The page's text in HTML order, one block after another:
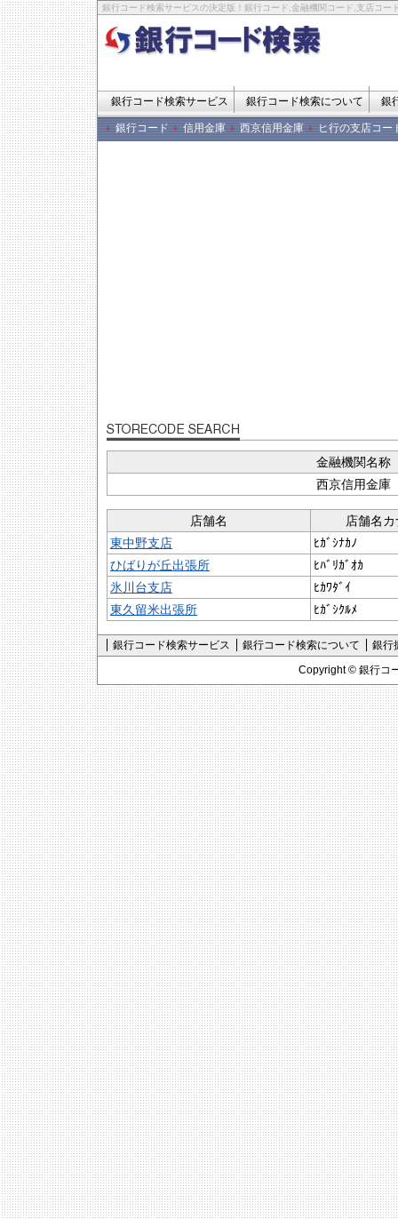
銀行コード検索サービスの決定版！銀行コード,金融機関コード,支店コー
銀行コード検索サービス 銀行コード検索について 銀
銀行コード 信用金庫 西京信用金庫 ヒ行の支店コー
金融機関名称
西京信用金庫
店舗名
店舗名カ
東中野支店
ﾋｶﾞｼﾅｶﾉ
ひばりが丘出張所
ﾋﾊﾞﾘｶﾞｵｶ
氷川台支店
ﾋｶﾜﾀﾞｲ
東久留米出張所
ﾋｶﾞｼｸﾙﾒ
銀行コード検索サービス 銀行コード検索について
銀行
Copyright © 銀行コ